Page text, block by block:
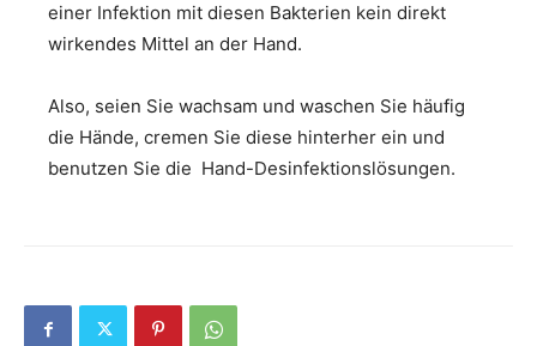
einer Infektion mit diesen Bakterien kein direkt
wirkendes Mittel an der Hand.
Also, seien Sie wachsam und waschen Sie häufig
die Hände, cremen Sie diese hinterher ein und
benutzen Sie die Hand-Desinfektionslösungen.